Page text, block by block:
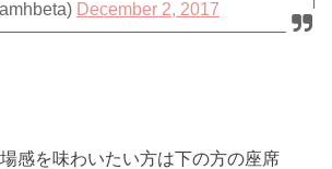
December 2, 2017
感を味わいたい方は下の方の座席